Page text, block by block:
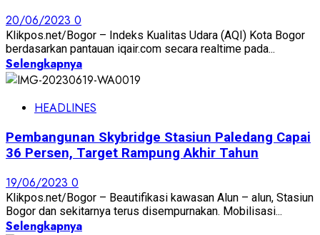
20/06/2023 0
Klikpos.net/Bogor – Indeks Kualitas Udara (AQI) Kota Bogor
berdasarkan pantauan iqair.com secara realtime pada...
Selengkapnya
HEADLINES
Pembangunan Skybridge Stasiun Paledang Capai
36 Persen, Target Rampung Akhir Tahun
19/06/2023 0
Klikpos.net/Bogor – Beautifikasi kawasan Alun – alun, Stasiun
Bogor dan sekitarnya terus disempurnakan. Mobilisasi...
Selengkapnya